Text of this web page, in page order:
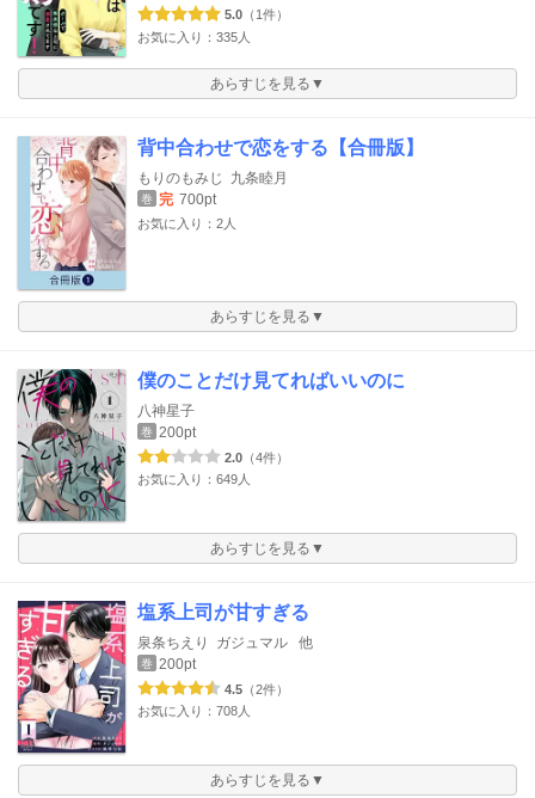
5.0 （1件）
お気に入り：335人
あらすじを見る▼
背中合わせで恋をする【合冊版】
もりのもみじ 九条睦月
巻 完 700pt
お気に入り：2人
あらすじを見る▼
僕のことだけ見てればいいのに
八神星子
巻 200pt
2.0 （4件）
お気に入り：649人
あらすじを見る▼
塩系上司が甘すぎる
泉条ちえり ガジュマル 他
巻 200pt
4.5 （2件）
お気に入り：708人
あらすじを見る▼